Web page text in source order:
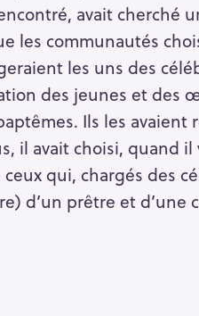
avait cherché
les communautés
les uns des
des jeunes et des
Ils les avaient
il avait choisi, quand il
qui, chargés des
d’un prêtre et d’une
Pour